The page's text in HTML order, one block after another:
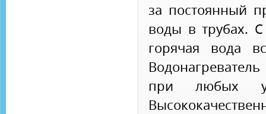
за постоянный
воды в трубах. С
горячая вода
при любых